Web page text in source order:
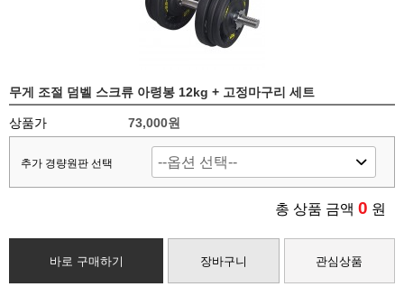
무게 조절 덤벨 스크류 아령봉 12kg + 고정마구리 세트
상품가 73,000원
추가 경량원판 선택
총 상품 금액 0 원
바로 구매하기 장바구니 관심상품